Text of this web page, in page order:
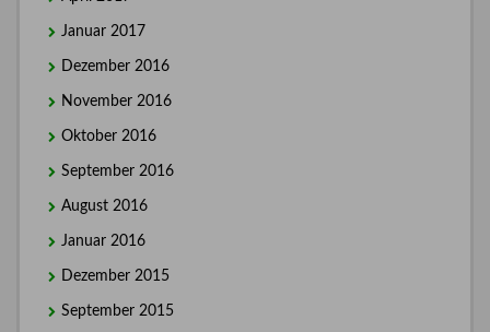
Januar 2017
Dezember 2016
November 2016
Oktober 2016
September 2016
August 2016
Januar 2016
Dezember 2015
September 2015